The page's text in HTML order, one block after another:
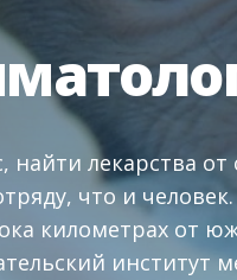
лекарства от
что и
километрах от
институт